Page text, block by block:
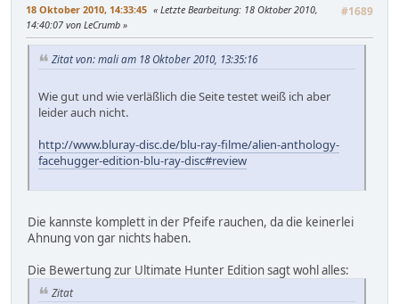
18 Oktober 2010, 14:33:45 #1689
Letzte Bearbeitung: 18 Oktober 2010,
14:40:07 von LeCrumb
Zitat von: mali am 18 Oktober 2010, 13:35:16
Wie gut und wie verläßlich die Seite testet weiß ich aber
leider auch nicht.
http://www.bluray-disc.de/blu-ray-filme/alien-anthology-
facehugger-edition-blu-ray-disc#review
Die kannste komplett in der Pfeife rauchen, da die keinerlei
Ahnung von gar nichts haben.
Die Bewertung zur Ultimate Hunter Edition sagt wohl alles:
Zitat